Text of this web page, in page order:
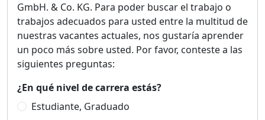
GmbH. & Co. KG. Para poder buscar el trabajo o
trabajos adecuados para usted entre la multitud de
nuestras vacantes actuales, nos gustaría aprender
un poco más sobre usted. Por favor, conteste a las
siguientes preguntas:
¿En qué nivel de carrera estás?
Estudiante, Graduado